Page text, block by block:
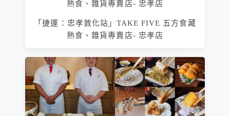
「捷運：忠孝敦化站」TAKE FIVE 五方食藏
熟食、雜貨專賣店- 忠孝店